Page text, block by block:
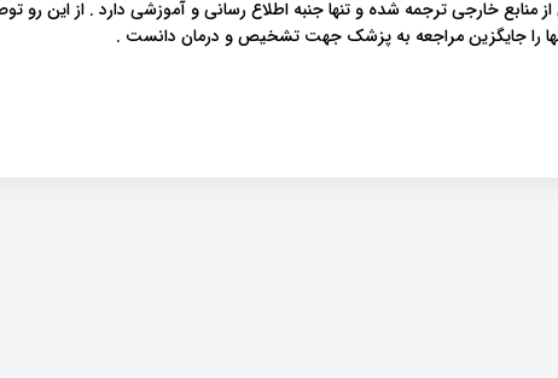
خارجی ترجمه شده و تنها جنبه اطلاع رسانی و آموزشی دارد . از این
را جایگزین مراجعه به پزشک جهت تشخیص و درمان دانست .